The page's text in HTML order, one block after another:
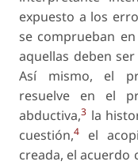
expuesto a los
se comprueban en
aquellas deben
Así mismo, el
resuelve en el
abductiva,3 la
cuestión,4 el
creada, el acuerdo